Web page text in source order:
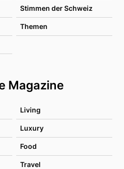
Stimmen der Schweiz
Themen
Magazine
Living
Luxury
Food
Travel